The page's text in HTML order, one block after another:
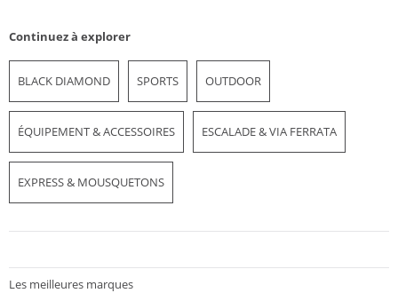
Continuez à explorer
BLACK DIAMOND SPORTS OUTDOOR
ÉQUIPEMENT & ACCESSOIRES ESCALADE & VIA FERRATA
EXPRESS & MOUSQUETONS
Les meilleures marques